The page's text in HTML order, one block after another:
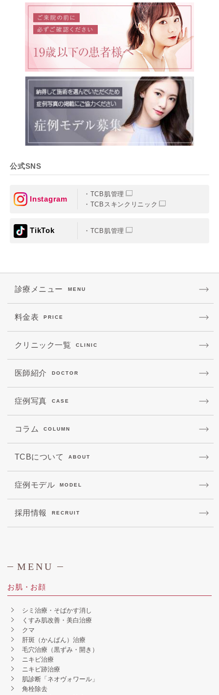
公式SNS
Instagram
TCB肌管理
TCBスキンクリニック
TikTok TCB肌管理
診療メニュー MENU
料金表 PRICE
クリニック一覧 CLINIC
医師紹介 DOCTOR
症例写真 CASE
コラム COLUMN
TCBについて ABOUT
症例モデル MODEL
採用情報 RECRUIT
MENU
お肌・お顔
シミ治療・そばかす消し
くすみ肌改善・美白治療
クマ
肝斑（かんぱん）治療
毛穴治療（黒ずみ・開き）
ニキビ治療
ニキビ跡治療
肌診断「ネオヴォワール」
角栓除去